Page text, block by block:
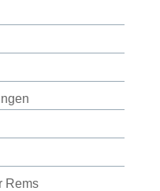
Rems